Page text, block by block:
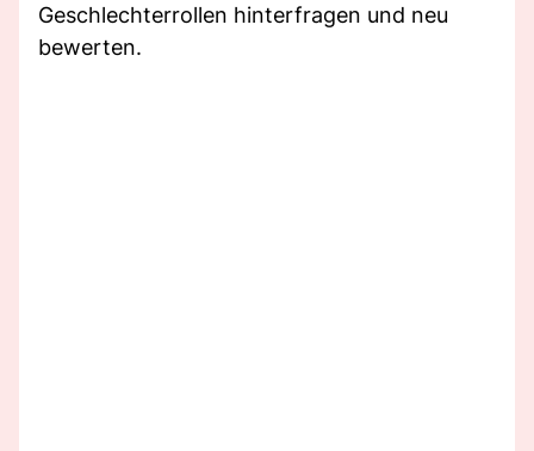
Geschlechterrollen hinterfragen und neu
bewerten.